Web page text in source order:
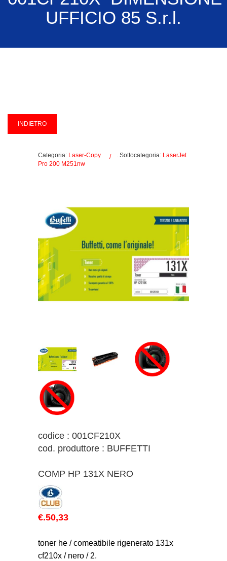
UFFICIO 85 S.r.l.
Categoria: Laser-Copy . Sottocategoria: LaserJet
Pro 200 M251nw
codice : 001CF210X
cod. produttore : BUFFETTI
COMP HP 131X NERO
€.50,33
toner he / comeatibile rigenerato 131x
cf210x / nero / 2.